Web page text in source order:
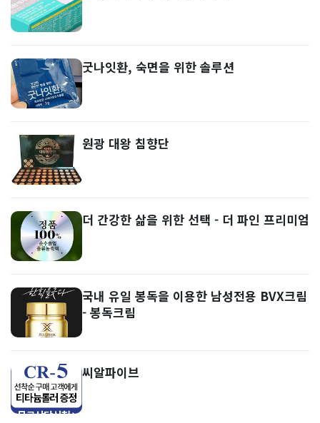
굿나잇환, 숙면을 위한 솔루션
원광 대왕 침향단
더 간강한 삶을 위한 선택 - 더 파인 프리미엄
국내 유일 봉독을 이용한 남성전용 BVX크림
- 봉독크림
씨알파이브